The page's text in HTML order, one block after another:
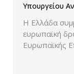
Υπουργείου
ελέγχου
εκπτώσεων.
Η Ελλάδα
ευρωπαϊκή
Ευρωπαϊκής